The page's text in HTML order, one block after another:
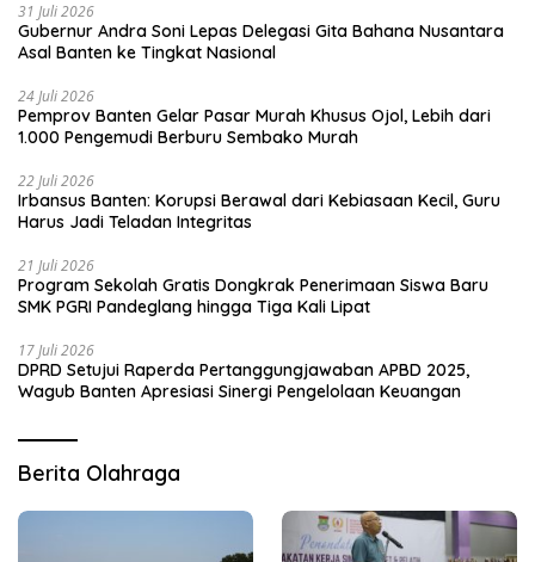
31 Juli 2026
Gubernur Andra Soni Lepas Delegasi Gita Bahana Nusantara
Asal Banten ke Tingkat Nasional
24 Juli 2026
Pemprov Banten Gelar Pasar Murah Khusus Ojol, Lebih dari
1.000 Pengemudi Berburu Sembako Murah
22 Juli 2026
Irbansus Banten: Korupsi Berawal dari Kebiasaan Kecil, Guru
Harus Jadi Teladan Integritas
21 Juli 2026
Program Sekolah Gratis Dongkrak Penerimaan Siswa Baru
SMK PGRI Pandeglang hingga Tiga Kali Lipat
17 Juli 2026
DPRD Setujui Raperda Pertanggungjawaban APBD 2025,
Wagub Banten Apresiasi Sinergi Pengelolaan Keuangan
Berita Olahraga